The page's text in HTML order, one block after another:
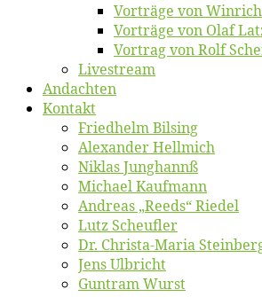
Vor­trä­ge von
Vor­trä­ge von Olaf
Vor­trag von Rolf
Live­stream
An­dach­ten
Kon­takt
Fried­helm Bilsing
Alex­an­der Hellmich
Ni­klas Junghannß
Mi­cha­el Kaufmann
An­dre­as „Reeds“ Riedel
Lutz Scheuf­ler
Dr. Chris­­ta-Ma­ria
Jens Ulb­richt
Gun­tram Wurst